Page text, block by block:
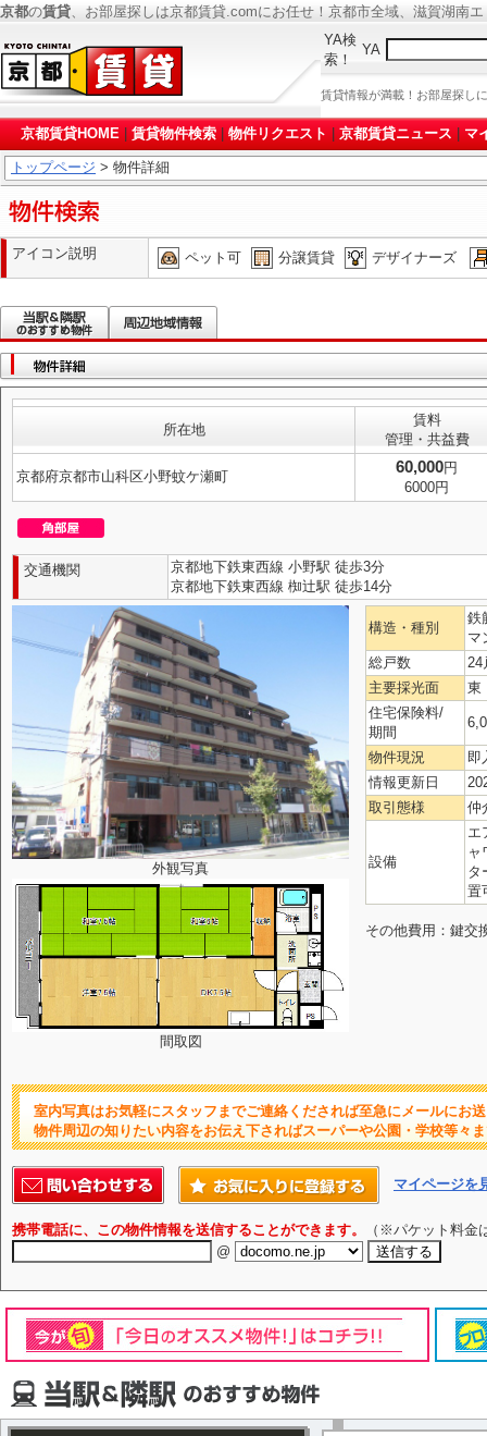
京都の賃貸、お部屋探しは京都賃貸.comにお任せ！京都市全域、滋賀湖南
YA検
索！
YA
賃貸情報が満載！お部屋探し
京都賃貸HOME 賃貸物件検索 物件リクエスト 京都賃貸ニュース マ
トップページ > 物件詳細
アイコン説明 ペット可 分譲賃貸 デザイナーズ
所在地
賃料
管理・共益費
京都府京都市山科区小野蚊ケ瀬町
60,000円
6000円
交通機関
京都地下鉄東西線 小野駅 徒歩3分
京都地下鉄東西線 椥辻駅 徒歩14分
外観写真
間取図
構造・種別
鉄
マ
総戸数
24
主要採光面
東
住宅保険料/
期間
物件現況
即
情報更新日
取引態様
仲
設備
エ
ャ
タ
置
その他費用：鍵交
室内写真はお気軽にスタッフまでご連絡くだされば至急にメールにお
物件周辺の知りたい内容をお伝え下さればスーパーや公園・学校等々
マイページを
携帯電話に、この物件情報を送信することができます。
（※パケット料金
@